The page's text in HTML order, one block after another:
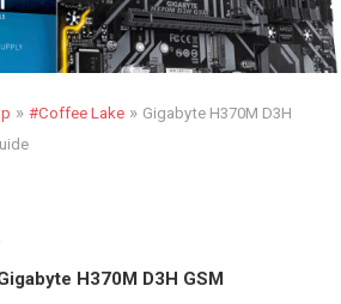
» #Coffee Lake » Gigabyte H370M D3H
H370M D3H GSM